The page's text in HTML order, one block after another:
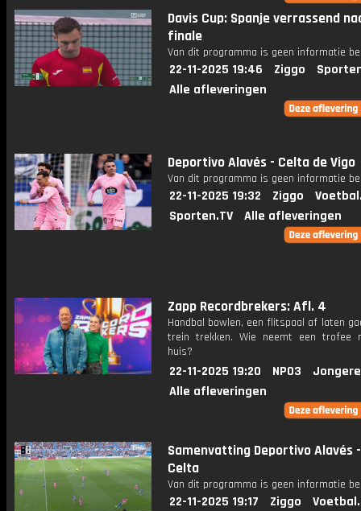
Davis Cup: Spanje verrassend
finale
Van dit programma is geen informatie
22-11-2025 19:46 Ziggo
Alle afleveringen
Deportivo Alavés - Celta de Vigo
Van dit programma is geen informatie
22-11-2025 19:32 Ziggo
Sporten.TV
Alle afleveringen
Zapp Recordbrekers: Afl. 4
Handbal bowlen, een flitspaal af laten
trein trekken. Wie neemt een trofee
huis?
22-11-2025 19:20 NPO3
Alle afleveringen
Samenvatting Deportivo Alavés -
Celta
Van dit programma is geen informatie
22-11-2025 19:17 Ziggo